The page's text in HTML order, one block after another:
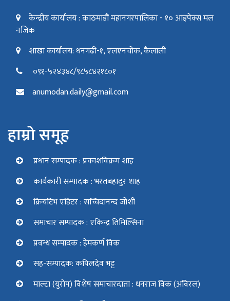
केन्द्रीय कार्यालय : काठमाडौं महानगरपालिका - १० आइपेक्स मल
नजिक
शाखा कार्यालय: धनगढी-१, एलएनचोक, कैलाली
०९१-५२४३४८/९८५८४२१८०१
anumodan.daily@gmail.com
हाम्रो समूह
प्रधान सम्पादक : प्रकाशविक्रम शाह
कार्यकारी सम्पादक : भरतबहादुर शाह
क्रियटिभ एडिटर : सच्चिदानन्द जोशी
समाचार सम्पादक : एकिन्द्र तिमिल्सिना
प्रवन्ध सम्पादक : हेमकर्ण विक
सह-सम्पादक: कपिलदेव भट्ट
माल्टा (युरोप) विशेष समाचारदाता : धनराज विक (अविरल)